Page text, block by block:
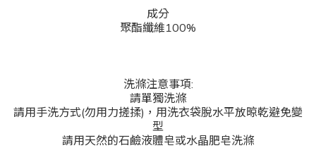
成分
聚酯纖維100%
洗滌注意事項:
請單獨洗滌
請用手洗方式(勿用力搓揉)，用洗衣袋脫水平放晾乾避免變
型
請用天然的石鹼液體皂或水晶肥皂洗滌